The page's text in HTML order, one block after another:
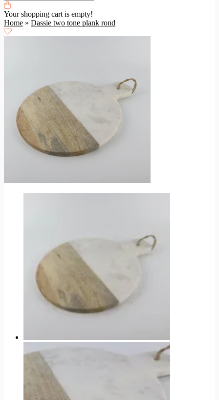
Your shopping cart is empty!
Home » Dassie two tone plank rond